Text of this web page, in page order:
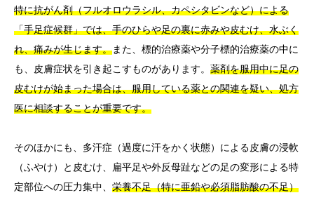
特に抗がん剤（フルオロウラシル、カペシタビンなど）による
「手足症候群」では、手のひらや足の裏に赤みや皮むけ、水ぶく
れ、痛みが生じます。また、標的治療薬や分子標的治療薬の中に
も、皮膚症状を引き起こすものがあります。 薬剤を服用中に足の
皮むけが始まった場合は、服用している薬との関連を疑い、処方
医に相談することが重要です。
そのほかにも、多汗症（過度に汗をかく状態）による皮膚の浸軟
（ふやけ）と皮むけ、扁平足や外反母趾などの足の変形による特
定部位への圧力集中、 栄養不足（特に亜鉛や必須脂肪酸の不足）